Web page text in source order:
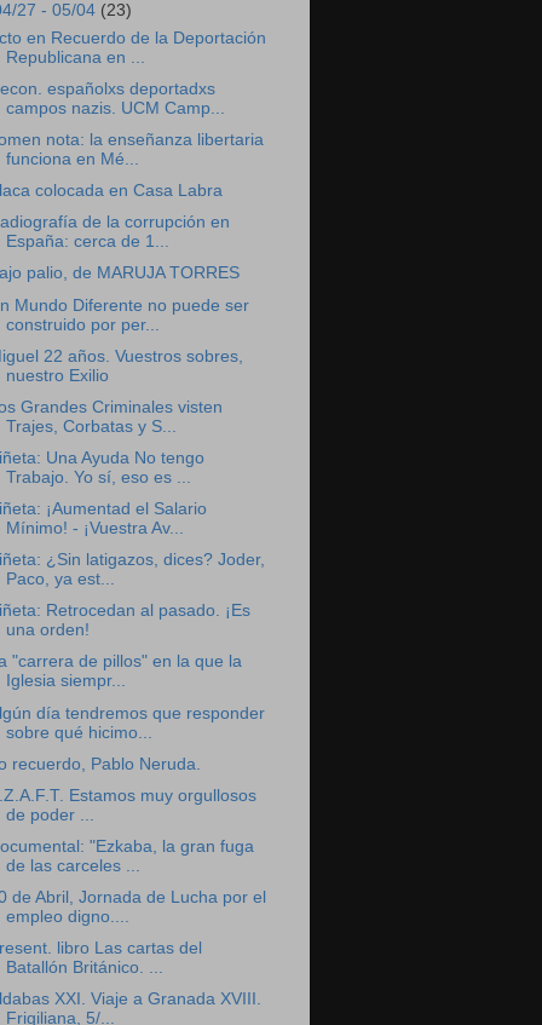
27 - 05/04 (23)
en Recuerdo de la Deportación
Republicana en ...
españolxs deportadxs
campos nazis. UCM Camp...
nota: la enseñanza libertaria
funciona en Mé...
colocada en Casa Labra
de la corrupción en
España: cerca de 1...
palio, de MARUJA TORRES
Mundo Diferente no puede ser
construido por per...
22 años. Vuestros sobres,
nuestro Exilio
Grandes Criminales visten
Trajes, Corbatas y S...
Una Ayuda No tengo
Trabajo. Yo sí, eso es ...
¡Aumentad el Salario
Mínimo! - ¡Vuestra Av...
¿Sin latigazos, dices? Joder,
Paco, ya est...
Retrocedan al pasado. ¡Es
una orden!
"carrera de pillos" en la que la
Iglesia siempr...
día tendremos que responder
sobre qué hicimo...
recuerdo, Pablo Neruda.
Estamos muy orgullosos
de poder ...
"Ezkaba, la gran fuga
de las carceles ...
de Abril, Jornada de Lucha por el
empleo digno....
libro Las cartas del
Batallón Británico. ...
XXI. Viaje a Granada XVIII.
Frigiliana, 5/...